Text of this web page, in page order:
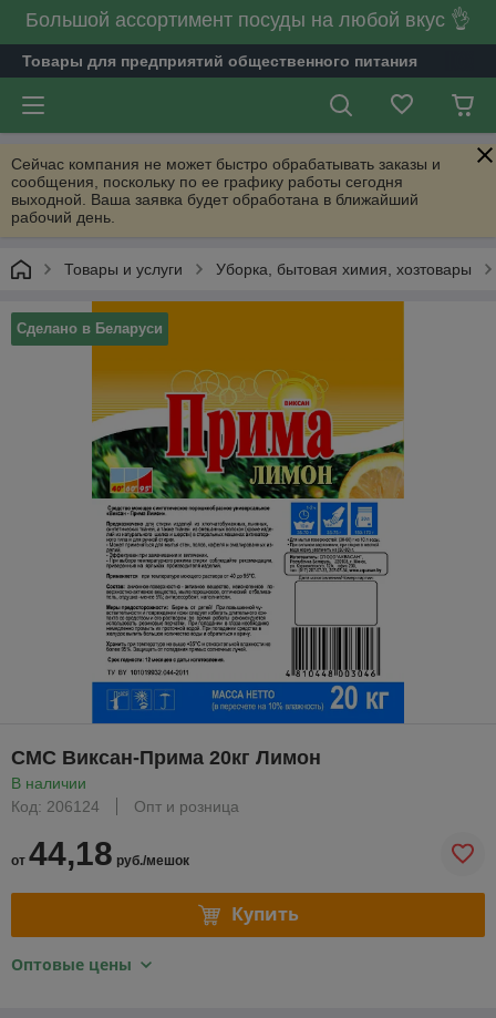
Большой ассортимент посуды на любой вкус 👌
Товары для предприятий общественного питания
Сейчас компания не может быстро обрабатывать заказы и
сообщения, поскольку по ее графику работы сегодня
выходной. Ваша заявка будет обработана в ближайший
рабочий день.
Товары и услуги Уборка, бытовая химия, хозтовары
Сделано в Беларуси
СМС Виксан-Прима 20кг Лимон
В наличии
Код: 206124
Опт и розница
от 44,18 руб./мешок
Купить
Оптовые цены